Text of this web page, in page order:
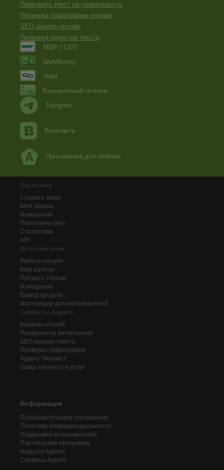
Проверить текст на уникальность
Проверка орфографии онлайн
SEO анализ онлайн
Проверка качества текста
МИР / СБП
WebMoney
Volet
Безналичный платеж
Telegram
Вконтакте
Приложение для Android
Заказчику
Создать заказ
Мои заказы
Извещения
Пополнить счёт
Статистика
API
Исполнителю
Работа онлайн
Мои работы
Продать статью
Извещения
Вывод средств
Инструкции для исполнителей
Сервисы Адвего
Магазин статей
Проверка на антиплагиат
SEO-анализ текста
Проверка орфографии
Адвего Лингвист
Заказ контента и услуг
Информация
Пользовательское соглашение
Политика конфиденциальности
Поддержка пользователей
Партнерская программа
Новости Адвего
Сервисы Адвего